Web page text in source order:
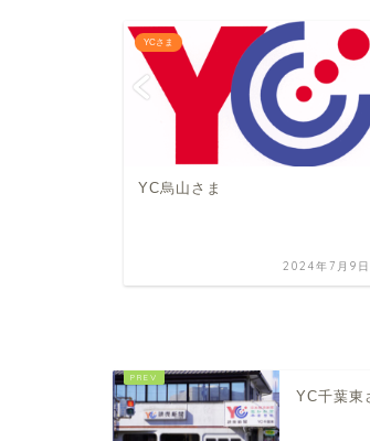
YCさま
YC烏山さま
2024年7月9日
YC千葉東